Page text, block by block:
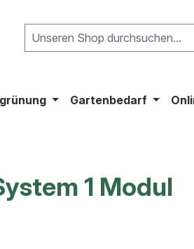
Gartenbedarf
1 Modul